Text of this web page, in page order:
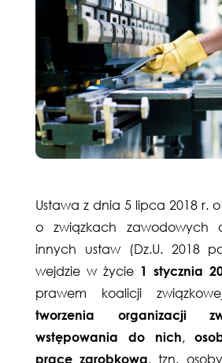
Ustawa z dnia 5 lipca 2018 r.
o związkach zawodowych
innych ustaw (Dz.U. 2018
wejdzie w życie 1 stycznia
prawem koalicji
tworzenia organizacji
wstępowania do nich,
pracę zarobkową, tzn.